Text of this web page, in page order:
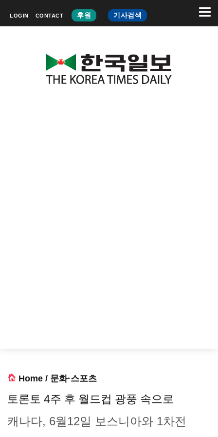
LOGIN CONTACT 후원 기사검색
Home / 문화·스포츠
토론토 4주 후 월드컵 광풍 속으로
캐나다, 6월12일 보스니아와 1차전